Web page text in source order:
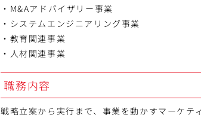
・M&Aアドバイザリー事業
・システムエンジニアリング事業
・教育関連事業
・人材関連事業
職務内容
戦略立案から実行まで、事業を動かすマーケテ